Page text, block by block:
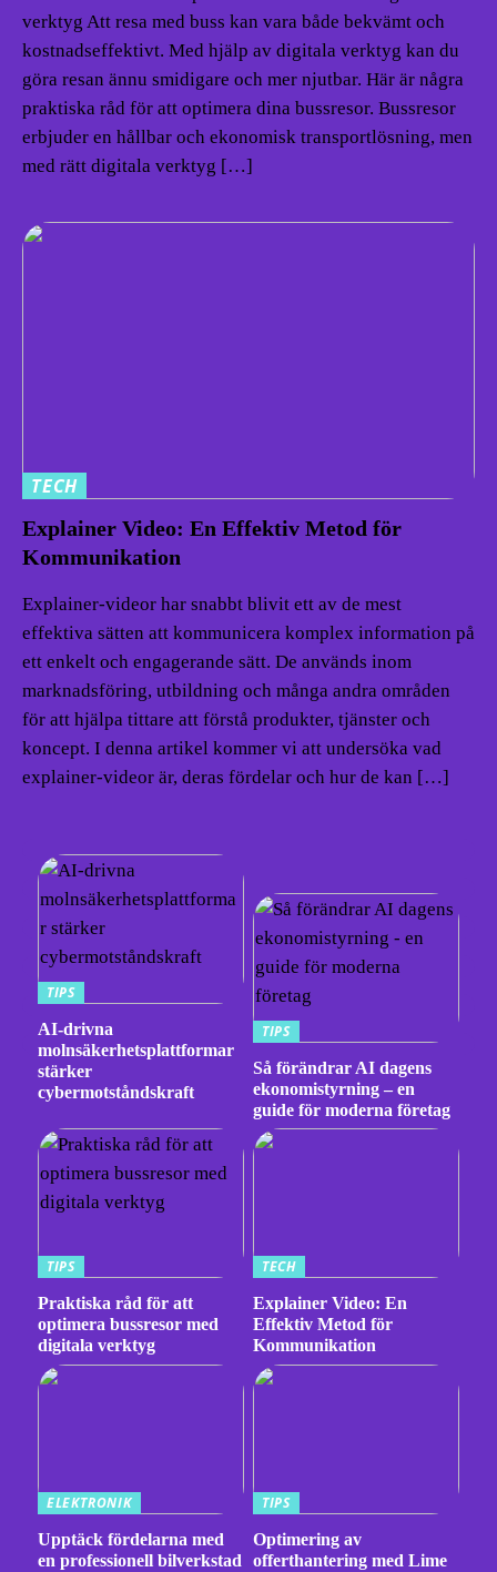
verktyg Att resa med buss kan vara både bekvämt och
kostnadseffektivt. Med hjälp av digitala verktyg kan du
göra resan ännu smidigare och mer njutbar. Här är några
praktiska råd för att optimera dina bussresor. Bussresor
erbjuder en hållbar och ekonomisk transportlösning, men
med rätt digitala verktyg […]
TECH
Explainer Video: En Effektiv Metod för
Kommunikation
Explainer-videor har snabbt blivit ett av de mest
effektiva sätten att kommunicera komplex information på
ett enkelt och engagerande sätt. De används inom
marknadsföring, utbildning och många andra områden
för att hjälpa tittare att förstå produkter, tjänster och
koncept. I denna artikel kommer vi att undersöka vad
explainer-videor är, deras fördelar och hur de kan […]
TIPS
AI-drivna
molnsäkerhetsplattformar
stärker
cybermotståndskraft
TIPS
Så förändrar AI dagens
ekonomistyrning – en
guide för moderna företag
TIPS
Praktiska råd för att
optimera bussresor med
digitala verktyg
TECH
Explainer Video: En
Effektiv Metod för
Kommunikation
ELEKTRONIK
Upptäck fördelarna med
en professionell bilverkstad
TIPS
Optimering av
offerthantering med Lime